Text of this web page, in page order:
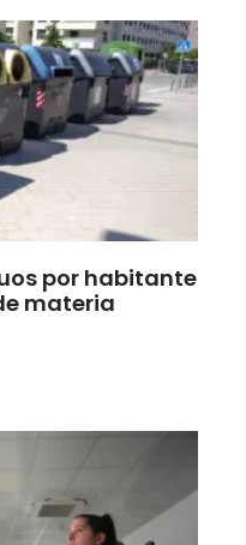
por habitante
materia